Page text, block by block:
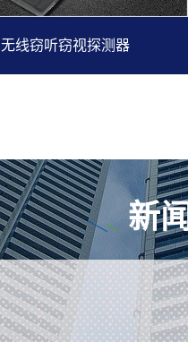
无线窃听窃视探测器
新